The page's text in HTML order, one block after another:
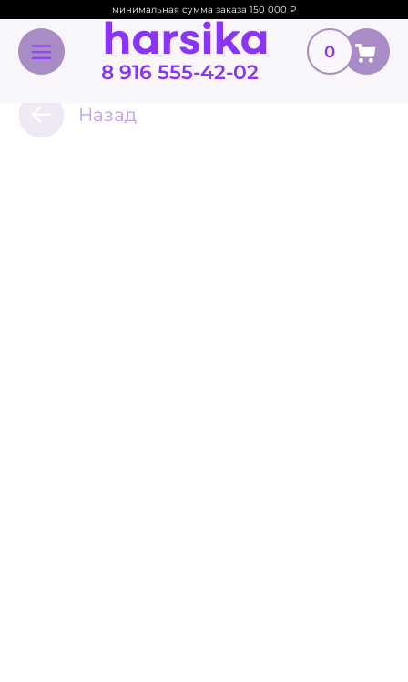
минимальная сумма заказа 150 000 ₽
8 916 555-42-02
0
Назад